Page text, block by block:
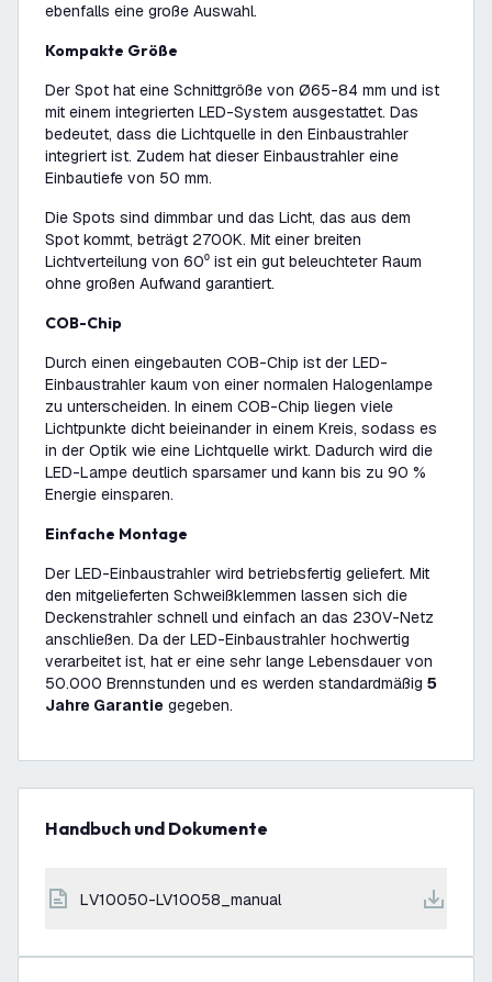
ebenfalls eine große Auswahl.
Kompakte Größe
Der Spot hat eine Schnittgröße von Ø65-84 mm und ist
mit einem integrierten LED-System ausgestattet. Das
bedeutet, dass die Lichtquelle in den Einbaustrahler
integriert ist. Zudem hat dieser Einbaustrahler eine
Einbautiefe von 50 mm.
Die Spots sind dimmbar und das Licht, das aus dem
Spot kommt, beträgt 2700K. Mit einer breiten
Lichtverteilung von 60⁰ ist ein gut beleuchteter Raum
ohne großen Aufwand garantiert.
COB-Chip
Durch einen eingebauten COB-Chip ist der LED-
Einbaustrahler kaum von einer normalen Halogenlampe
zu unterscheiden. In einem COB-Chip liegen viele
Lichtpunkte dicht beieinander in einem Kreis, sodass es
in der Optik wie eine Lichtquelle wirkt. Dadurch wird die
LED-Lampe deutlich sparsamer und kann bis zu 90 %
Energie einsparen.
Einfache Montage
Der LED-Einbaustrahler wird betriebsfertig geliefert. Mit
den mitgelieferten Schweißklemmen lassen sich die
Deckenstrahler schnell und einfach an das 230V-Netz
anschließen. Da der LED-Einbaustrahler hochwertig
verarbeitet ist, hat er eine sehr lange Lebensdauer von
50.000 Brennstunden und es werden standardmäßig 5
Jahre Garantie gegeben.
Handbuch und Dokumente
LV10050-LV10058_manual